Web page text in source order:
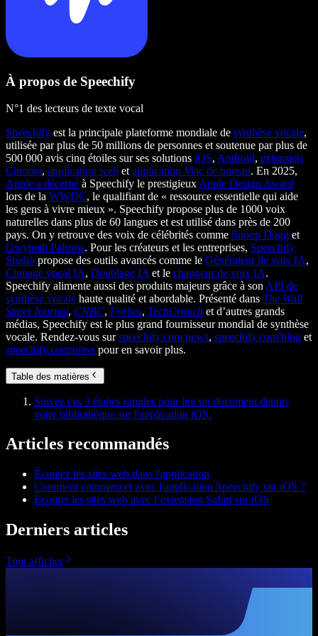
À propos de Speechify
N°1 des lecteurs de texte vocal
Speechify est la principale plateforme mondiale de synthèse vocale,
utilisée par plus de 50 millions de personnes et soutenue par plus de
500 000 avis cinq étoiles sur ses solutions iOS, Android, extension
Chrome, application web et application Mac de bureau. En 2025,
Apple a décerné à Speechify le prestigieux Apple Design Award
lors de la WWDC, le qualifiant de « ressource essentielle qui aide
les gens à vivre mieux ». Speechify propose plus de 1000 voix
naturelles dans plus de 60 langues et est utilisé dans près de 200
pays. On y retrouve des voix de célébrités comme Snoop Dogg et
Gwyneth Paltrow. Pour les créateurs et les entreprises, Speechify
Studio propose des outils avancés comme le Générateur de voix IA,
Clonage vocal IA, Doublage IA et le changeur de voix IA.
Speechify alimente aussi des produits majeurs grâce à son API de
synthèse vocale haute qualité et abordable. Présenté dans The Wall
Street Journal, CNBC, Forbes, TechCrunch et d’autres grands
médias, Speechify est le plus grand fournisseur mondial de synthèse
vocale. Rendez-vous surspeechify.com/news, speechify.com/blog et
speechify.com/press pour en savoir plus.
Table des matières
Suivez ces 3 étapes rapides pour lire un document depuis
votre bibliothèque sur l'application iOS.
Articles recommandés
Écoutez les sites web dans l'application
Comment commencer avec l'application Speechify sur iOS ?
Écouter les sites web avec l’extension Safari sur iOS
Derniers articles
Tout afficher